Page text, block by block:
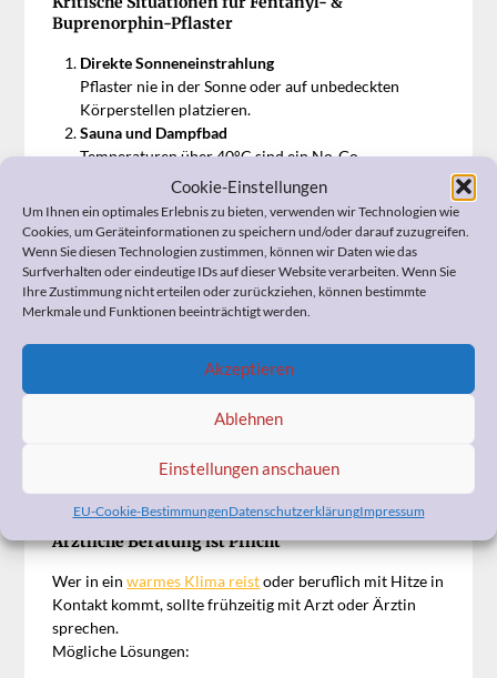
Cookie-Einstellungen
Um Ihnen ein optimales Erlebnis zu bieten, verwenden wir Technologien wie
Cookies, um Geräteinformationen zu speichern und/oder darauf zuzugreifen.
Wenn Sie diesen Technologien zustimmen, können wir Daten wie das
Surfverhalten oder eindeutige IDs auf dieser Website verarbeiten. Wenn Sie
Ihre Zustimmung nicht erteilen oder zurückziehen, können bestimmte
Merkmale und Funktionen beeinträchtigt werden.
Akzeptieren
Ablehnen
Einstellungen anschauen
EU-Cookie-BestimmungenDatenschutzerklärungImpressum
Buprenorphin-Pflaster
Direkte Sonneneinstrahlung
Pflaster nie in der Sonne oder auf unbedeckten
Körperstellen platzieren.
Sauna und Dampfbad
Temperaturen über 40°C sind ein No-Go.
Heizdecken, Wärmflaschen & Heizkissen
Lokale Hitze kann die Freisetzung drastisch
beschleunigen.
Fieber über 38°C
Auch innere Hitze kann gefährlich sein.
So wenden Sie Schmerzpflaster sicher an
Hitzequellen meiden – keine Sauna, keine
Bei Fieber ärztliche Rücksprache halten
Auf Warnzeichen achten – bei Atemnot, extremer
Müdigkeit oder Schwindel sofort Notruf 112 wählen
Ärztliche Beratung ist Pflicht
Wer in einwarmes Klima reistoder beruflich mit Hitze in
Kontakt kommt, sollte frühzeitig mit Arzt oder Ärztin
sprechen.
Mögliche Lösungen: